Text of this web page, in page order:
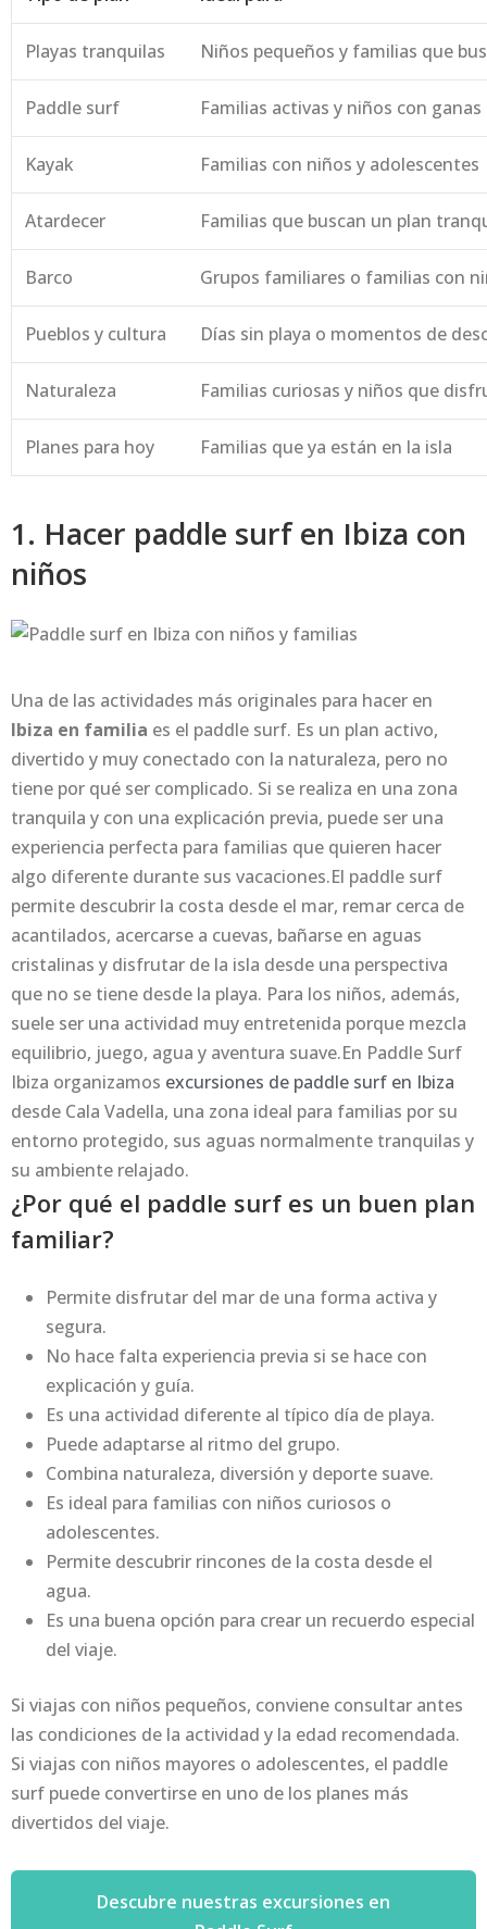
Playas tranquilas Niños pequeños y familias que
Paddle surf Familias activas y niños con
Kayak Familias con niños y adolescentes
Atardecer Familias que buscan un plan
Barco Grupos familiares o familias con
Pueblos y cultura Días sin playa o momentos de
Naturaleza Familias curiosas y niños que
Planes para hoy Familias que ya están en la isla
1. Hacer paddle surf en Ibiza con
niños
Una de las actividades más originales para hacer en
Ibiza en familia es el paddle surf. Es un plan activo,
divertido y muy conectado con la naturaleza, pero no
tiene por qué ser complicado. Si se realiza en una zona
tranquila y con una explicación previa, puede ser una
experiencia perfecta para familias que quieren hacer
algo diferente durante sus vacaciones.El paddle surf
permite descubrir la costa desde el mar, remar cerca de
acantilados, acercarse a cuevas, bañarse en aguas
cristalinas y disfrutar de la isla desde una perspectiva
que no se tiene desde la playa. Para los niños, además,
suele ser una actividad muy entretenida porque mezcla
equilibrio, juego, agua y aventura suave.En Paddle Surf
Ibiza organizamos excursiones de paddle surf en Ibiza
desde Cala Vadella, una zona ideal para familias por su
entorno protegido, sus aguas normalmente tranquilas y
su ambiente relajado.
¿Por qué el paddle surf es un buen plan
familiar?
Permite disfrutar del mar de una forma activa y
segura.
No hace falta experiencia previa si se hace con
explicación y guía.
Es una actividad diferente al típico día de playa.
Puede adaptarse al ritmo del grupo.
Combina naturaleza, diversión y deporte suave.
Es ideal para familias con niños curiosos o
adolescentes.
Permite descubrir rincones de la costa desde el
agua.
Es una buena opción para crear un recuerdo especial
del viaje.
Si viajas con niños pequeños, conviene consultar antes
las condiciones de la actividad y la edad recomendada.
Si viajas con niños mayores o adolescentes, el paddle
surf puede convertirse en uno de los planes más
divertidos del viaje.
Descubre nuestras excursiones en